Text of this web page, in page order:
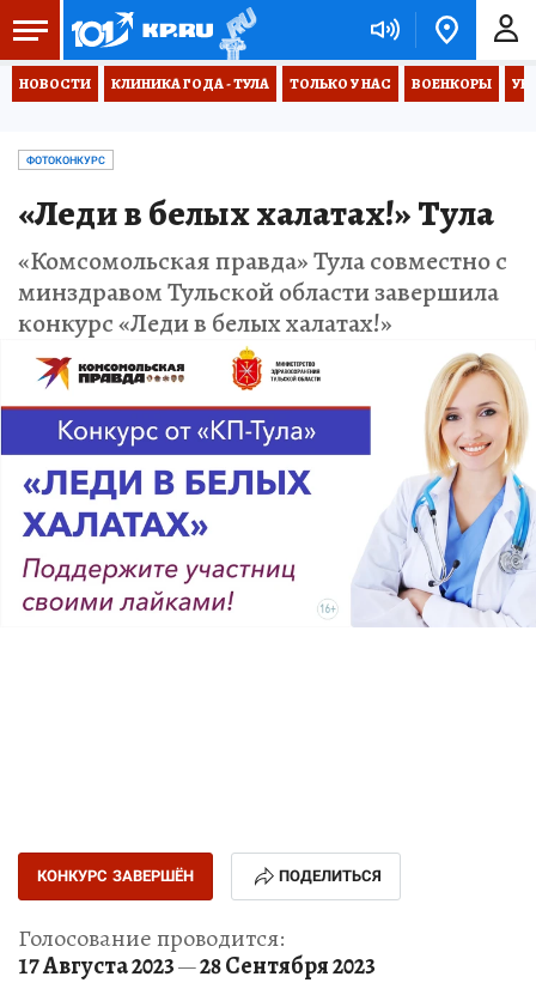
НОВОСТИ КЛИНИКА ГОДА - ТУЛА ТОЛЬКО У НАС ВОЕНКОРЫ
ФОТОКОНКУРС
«Леди в белых халатах!» Тула
«Комсомольская правда» Тула совместно с
минздравом Тульской области завершила
конкурс «Леди в белых халатах!»
КОНКУРС ЗАВЕРШЁН ПОДЕЛИТЬСЯ
Голосование проводится:
17 Августа 2023—28 Сентября 2023